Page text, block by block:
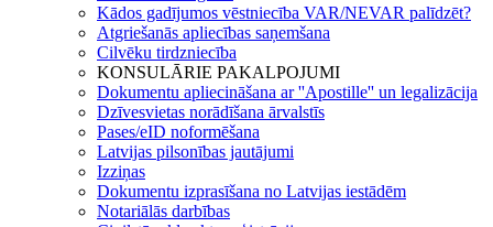
Kādos gadījumos vēstniecība VAR/NEVAR palīdzēt?
Atgriešanās apliecības saņemšana
Cilvēku tirdzniecība
KONSULĀRIE PAKALPOJUMI
Dokumentu apliecināšana ar ''Apostille'' un legalizācija
Dzīvesvietas norādīšana ārvalstīs
Pases/eID noformēšana
Latvijas pilsonības jautājumi
Izziņas
Dokumentu izprasīšana no Latvijas iestādēm
Notariālās darbības